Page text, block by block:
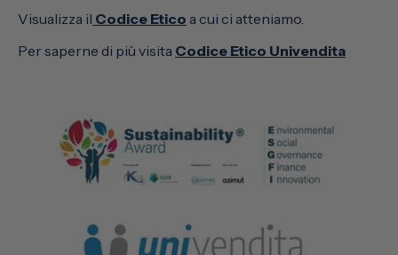
Visualizza il Codice Etico a cui ci atteniamo.
Per saperne di più visita Codice Etico Univendita